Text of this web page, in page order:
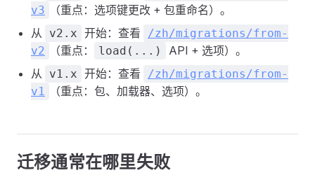
v3
（重点：选项键更改 + 包重命名）。
从
v2.x 开始：查看
/zh/migrations/from-
v2
（重点： load(...)
API + 选项）。
从
v1.x 开始：查看
/zh/migrations/from-
v1
（重点：包、加载器、选项）。
迁移通常在哪里失败